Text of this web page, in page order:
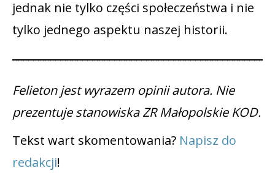
jednak nie tylko części społeczeństwa i nie
tylko jednego aspektu naszej historii.
Felieton jest wyrazem opinii autora. Nie
prezentuje stanowiska ZR Małopolskie KOD.
Tekst wart skomentowania? Napisz do
redakcji!